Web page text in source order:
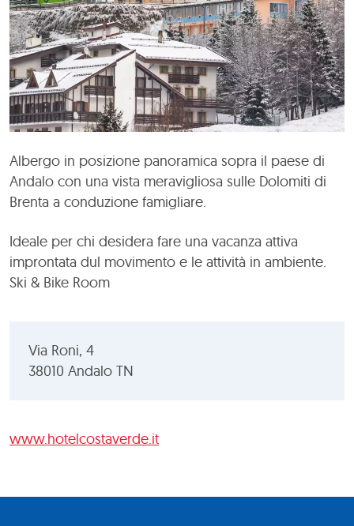
Albergo in posizione panoramica sopra il paese di
Andalo con una vista meravigliosa sulle Dolomiti di
Brenta a conduzione famigliare.
Ideale per chi desidera fare una vacanza attiva
improntata dul movimento e le attività in ambiente.
Ski & Bike Room
Via Roni, 4
38010 Andalo TN
www.hotelcostaverde.it